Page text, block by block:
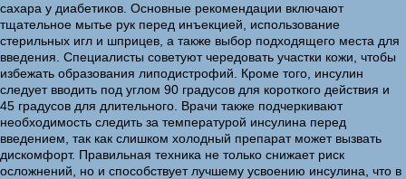
сахара у диабетиков. Основные рекомендации включают
тщательное мытье рук перед инъекцией, использование
стерильных игл и шприцев, а также выбор подходящего места для
введения. Специалисты советуют чередовать участки кожи, чтобы
избежать образования липодистрофий. Кроме того, инсулин
следует вводить под углом 90 градусов для короткого действия и
45 градусов для длительного. Врачи также подчеркивают
необходимость следить за температурой инсулина перед
введением, так как слишком холодный препарат может вызвать
дискомфорт. Правильная техника не только снижает риск
осложнений, но и способствует лучшему усвоению инсулина, что в